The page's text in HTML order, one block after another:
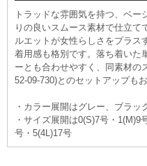
トラッドな雰囲気を持つ、ベ
りの良いスムース素材で仕立て
ルエットが女性らしさをプラス
着用感も格別です。落ち着いた
ーとも合わせやすく、同素材の
52-09-730)とのセットアップも
・カラー展開はグレー、ブラッ
・サイズ展開は0(S)7号・1(M)9
号・5(4L)17号